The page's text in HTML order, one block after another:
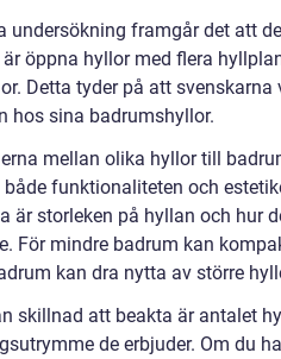
undersökning framgår det att
öppna hyllor med flera
Detta tyder på att
hos sina badrumshyllor.
mellan olika hyllor till
både funktionaliteten och
är storleken på hyllan och hur
För mindre badrum kan
kan dra nytta av större
skillnad att beakta är antalet
de erbjuder. Om du